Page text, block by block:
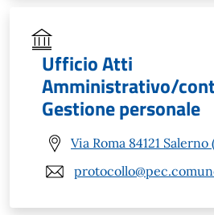
Ufficio Atti
Amministrativo/
Gestione personale
Via Roma 84121 Salerno